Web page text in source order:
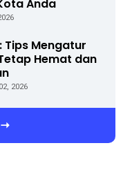
Anda
Tips Mengatur
Hemat dan
2026